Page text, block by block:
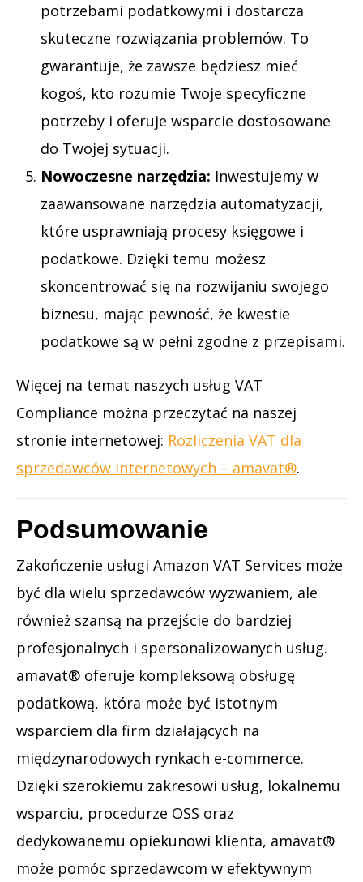
potrzebami podatkowymi i dostarcza
skuteczne rozwiązania problemów. To
gwarantuje, że zawsze będziesz mieć
kogoś, kto rozumie Twoje specyficzne
potrzeby i oferuje wsparcie dostosowane
do Twojej sytuacji.
Nowoczesne narzędzia: Inwestujemy w
zaawansowane narzędzia automatyzacji,
które usprawniają procesy księgowe i
podatkowe. Dzięki temu możesz
skoncentrować się na rozwijaniu swojego
biznesu, mając pewność, że kwestie
podatkowe są w pełni zgodne z przepisami.
Więcej na temat naszych usług VAT
Compliance można przeczytać na naszej
stronie internetowej: Rozliczenia VAT dla
sprzedawców internetowych – amavat®.
Podsumowanie
Zakończenie usługi Amazon VAT Services może
być dla wielu sprzedawców wyzwaniem, ale
również szansą na przejście do bardziej
profesjonalnych i spersonalizowanych usług.
amavat® oferuje kompleksową obsługę
podatkową, która może być istotnym
wsparciem dla firm działających na
międzynarodowych rynkach e-commerce.
Dzięki szerokiemu zakresowi usług, lokalnemu
wsparciu, procedurze OSS oraz
dedykowanemu opiekunowi klienta, amavat®
może pomóc sprzedawcom w efektywnym